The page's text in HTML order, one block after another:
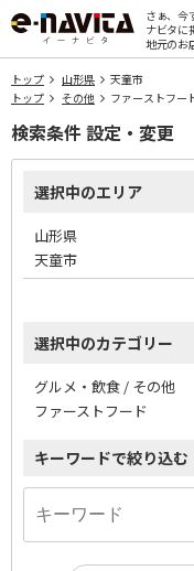
さぁ、今
ナビタに
地元のお
トップ 山形県
天童市
トップ
その他 ファーストフー
検索条件 設定・変更
選択中のエリア
山形県
天童市
選択中のカテゴリー
グルメ・飲食 / その他
ファーストフード
キーワードで絞り込む